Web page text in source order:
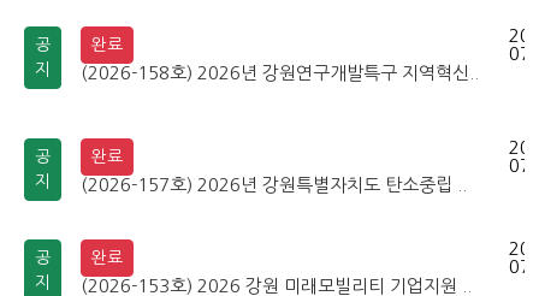
공
지
완료
(2026-158호) 2026년 강원연구개발특구 지역혁신..
공
지
완료
(2026-157호) 2026년 강원특별자치도 탄소중립 ..
공
지
완료
(2026-153호) 2026 강원 미래모빌리티 기업지원 ..